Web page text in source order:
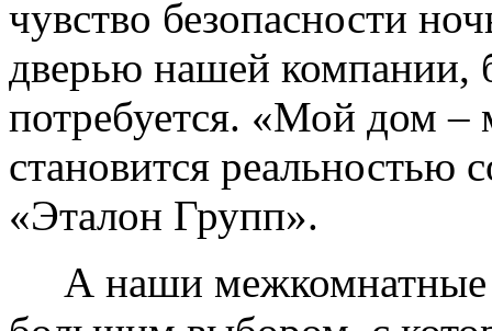
чувство безопасности
дверью нашей компании,
потребуется. «Мой дом –
становится реальностью
«Эталон Групп».
А наши межкомнатные